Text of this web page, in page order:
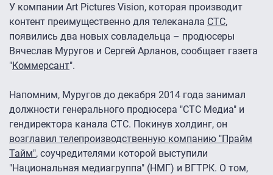
У компании Art Pictures Vision, которая производит
контент преимущественно для телеканала СТС,
появились два новых совладельца – продюсеры
Вячеслав Муругов и Сергей Арланов, сообщает газета
"Коммерсант".
Напомним, Муругов до декабря 2014 года занимал
должности генерального продюсера "СТС Медиа" и
гендиректора канала СТС. Покинув холдинг, он
возглавил телепроизводственную компанию "Прайм
Тайм", соучредителями которой выступили
"Национальная медиагруппа" (НМГ) и ВГТРК. О том,